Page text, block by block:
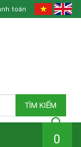
toán
TÌM KIẾM
0